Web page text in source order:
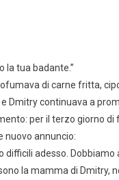
la tua badante.”
di carne fritta,
Dmitry continuava a
per il terzo giorno
nuovo annuncio:
difficili adesso.
la mamma di Dmitry,